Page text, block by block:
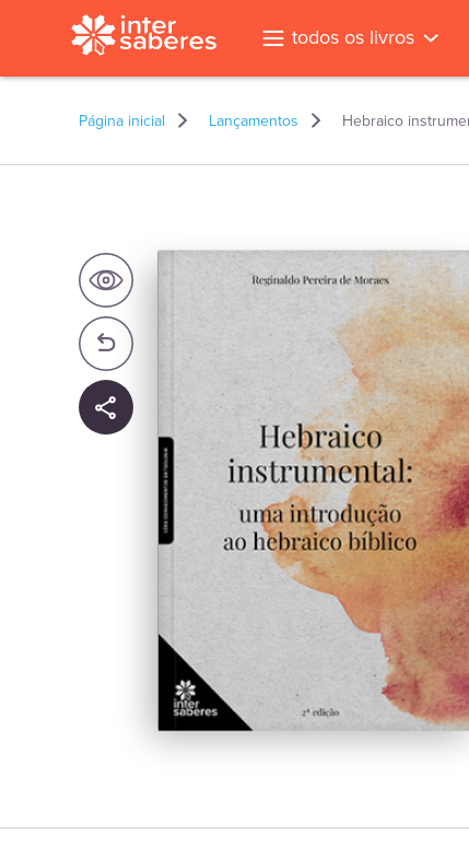
todos os livros
Página inicial Lançamentos Hebraico